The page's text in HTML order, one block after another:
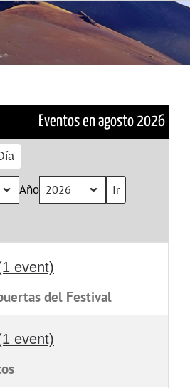
Eventos en agosto 2026
Año
event)
del Festival
event)